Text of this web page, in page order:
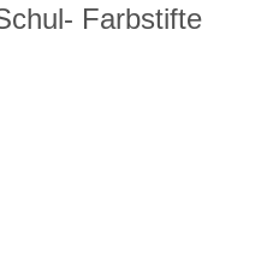
Farbstifte